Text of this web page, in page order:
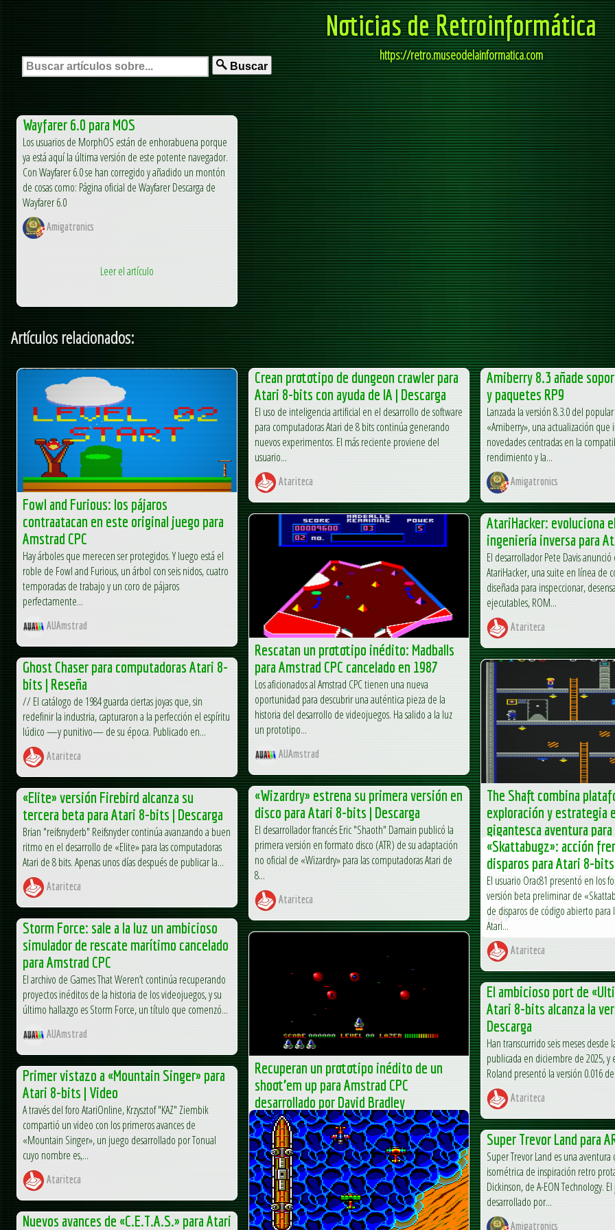
Noticias de Retroinformática
https://retro.museodelainformatica.com
Buscar
Wayfarer 6.0 para MOS
Los usuarios de MorphOS están de enhorabuena porque
ya está aquí la última versión de este potente navegador.
Con Wayfarer 6.0 se han corregido y añadido un montón
de cosas como: Página oficial de Wayfarer Descarga de
Wayfarer 6.0
Amigatronics
Leer el artículo
Artículos relacionados:
Fowl and Furious: los pájaros
contraatacan en este original juego para
Amstrad CPC
Hay árboles que merecen ser protegidos. Y luego está el
roble de Fowl and Furious, un árbol con seis nidos, cuatro
temporadas de trabajo y un coro de pájaros
perfectamente...
AUAmstrad
Crean prototipo de dungeon crawler para
Atari 8-bits con ayuda de IA | Descarga
El uso de inteligencia artificial en el desarrollo de software
para computadoras Atari de 8 bits continúa generando
nuevos experimentos. El más reciente proviene del
usuario...
Atariteca
Amiberry 8.3 añade
y paquetes RP9
Lanzada la versión 8.3.0 del
«Amiberry», una actualización
novedades centradas en la
rendimiento y la...
Amigatronics
Rescatan un prototipo inédito: Madballs
para Amstrad CPC cancelado en 1987
Los aficionados al Amstrad CPC tienen una nueva
oportunidad para descubrir una auténtica pieza de la
historia del desarrollo de videojuegos. Ha salido a la luz
un prototipo...
AUAmstrad
AtariHacker: evoluciona
ingeniería inversa para
El desarrollador Pete Davis
AtariHacker, una suite en línea de
diseñada para inspeccionar,
ejecutables, ROM...
Atariteca
Ghost Chaser para computadoras Atari 8-
bits | Reseña
// El catálogo de 1984 guarda ciertas joyas que, sin
redefinir la industria, capturaron a la perfección el espíritu
lúdico —y punitivo— de su época. Publicado en...
Atariteca
The Shaft combina
exploración y estrategia
gigantesca aventura para
Escapa del Pozo y descubre la
en un futuro donde la humanidad
viviendo dentro de un gigantesco
conocido como...
AUAmstrad
«Wizardry» estrena su primera versión en
disco para Atari 8-bits | Descarga
El desarrollador francés Eric "Shaoth" Damain publicó la
primera versión en formato disco (ATR) de su adaptación
no oficial de «Wizardry» para las computadoras Atari de
8...
Atariteca
«Elite» versión Firebird alcanza su
tercera beta para Atari 8-bits | Descarga
Brian "reifsnyderb" Reifsnyder continúa avanzando a buen
ritmo en el desarrollo de «Elite» para las computadoras
Atari de 8 bits. Apenas unos días después de publicar la...
Atariteca
«Skattabugz»: acción
disparos para Atari 8-bits
El usuario Orac81 presentó en los
versión beta preliminar de
de disparos de código abierto para
Atari...
Atariteca
Storm Force: sale a la luz un ambicioso
simulador de rescate marítimo cancelado
para Amstrad CPC
El archivo de Games That Weren’t continúa recuperando
proyectos inéditos de la historia de los videojuegos, y su
último hallazgo es Storm Force, un título que comenzó...
AUAmstrad
Recuperan un prototipo inédito de un
shoot’em up para Amstrad CPC
desarrollado por David Bradley
El trabajo de preservación del videojuego retro sigue
dando sus frutos y, en esta ocasión, el proyecto Games
That Wasn’t ha recuperado un nuevo prototipo inédito
para...
AUAmstrad
El ambicioso port de
Atari 8-bits alcanza la
Descarga
Han transcurrido seis meses
publicada en diciembre de 2025, y
Roland presentó la versión 0.016
Atariteca
Primer vistazo a «Mountain Singer» para
Atari 8-bits | Video
A través del foro AtariOnline, Krzysztof "KAZ" Ziembik
compartió un video con los primeros avances de
«Mountain Singer», un juego desarrollado por Tonual
cuyo nombre es,...
Atariteca
Super Trevor Land para
Super Trevor Land es una
isométrica de inspiración retro
Dickinson, de A-EON Technology.
desarrollado por...
Amigatronics
Nuevos avances de «C.E.T.A.S.» para Atari